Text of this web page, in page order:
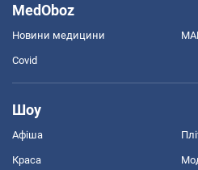
MedOboz
Новини медицини
Covid
Шоу
Афіша
Краса